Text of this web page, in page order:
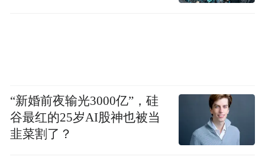
“新婚前夜输光3000亿”，硅
谷最红的25岁AI股神也被当
韭菜割了？